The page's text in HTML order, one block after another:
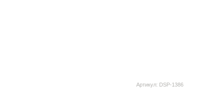
Артикул: DSP-1386